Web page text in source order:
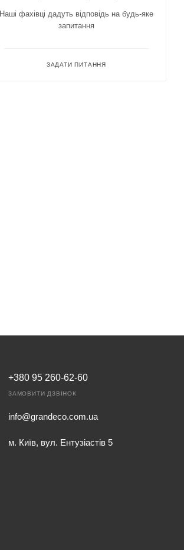
Наші фахівці дадуть відповідь на будь-яке
запитання
ЗАДАТИ ПИТАННЯ
+380 95 260-62-60
ЗАМОВИТИ ДЗВІНОК
info@grandeco.com.ua
м. Київ, вул. Ентузіастів 5